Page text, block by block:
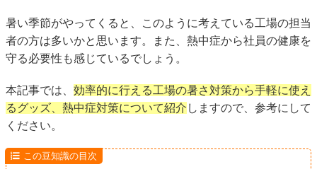
暑い季節がやってくると、このように考えている工場の担当
者の方は多いかと思います。また、熱中症から社員の健康を
守る必要性も感じているでしょう。
本記事では、 効率的に行える工場の暑さ対策から手軽に使え
るグッズ、熱中症対策について紹介 しますので、参考にして
ください。
この豆知識の目次